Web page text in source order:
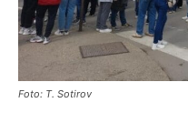
Foto: T. Sotirov